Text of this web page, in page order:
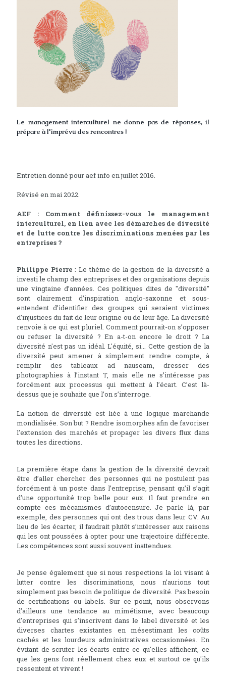
Le management interculturel ne donne pas de réponses, il
prépare à l'imprévu des rencontres !
Entretien donné pour aef info en juillet 2016.
Révisé en mai 2022.
AEF : Comment définissez-vous le management
interculturel, en lien avec les démarches de diversité
et de lutte contre les discriminations menées par les
entreprises ?
Philippe Pierre : Le thème de la gestion de la diversité a
investi le champ des entreprises et des organisations depuis
une vingtaine d’années. Ces politiques dites de "diversité"
sont clairement d’inspiration anglo-saxonne et sous-
entendent d’identifier des groupes qui seraient victimes
d’injustices du fait de leur origine ou de leur âge. La diversité
renvoie à ce qui est pluriel. Comment pourrait-on s’opposer
ou refuser la diversité ? En a-t-on encore le droit ? La
diversité n'est pas un idéal. L'équité, si... Cette gestion de la
diversité peut amener à simplement rendre compte, à
remplir des tableaux ad nauseam, dresser des
photographies à l’instant T, mais elle ne s’intéresse pas
forcément aux processus qui mettent à l’écart. C’est là-
dessus que je souhaite que l’on s’interroge.
La notion de diversité est liée à une logique marchande
mondialisée. Son but ? Rendre isomorphes afin de favoriser
l’extension des marchés et propager les divers flux dans
toutes les directions.
La première étape dans la gestion de la diversité devrait
être d’aller chercher des personnes qui ne postulent pas
forcément à un poste dans l’entreprise, pensant qu’il s’agit
d’une opportunité trop belle pour eux. Il faut prendre en
compte ces mécanismes d’autocensure. Je parle là, par
exemple, des personnes qui ont des trous dans leur CV. Au
lieu de les écarter, il faudrait plutôt s’intéresser aux raisons
qui les ont poussées à opter pour une trajectoire différente.
Les compétences sont aussi souvent inattendues.
Je pense également que si nous respections la loi visant à
lutter contre les discriminations, nous n’aurions tout
simplement pas besoin de politique de diversité. Pas besoin
de certifications ou labels. Sur ce point, nous observons
d’ailleurs une tendance au mimétisme, avec beaucoup
d’entreprises qui s’inscrivent dans le label diversité et les
diverses chartes existantes en mésestimant les coûts
cachés et les lourdeurs administratives occasionnées. En
évitant de scruter les écarts entre ce qu'elles affichent, ce
que les gens font réellement chez eux et surtout ce qu'ils
ressentent et vivent !